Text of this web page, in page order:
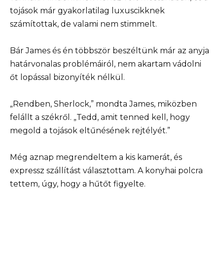
tojások már gyakorlatilag luxuscikknek
számítottak, de valami nem stimmelt.
Bár James és én többször beszéltünk már az anyja
határvonalas problémáiról, nem akartam vádolni
őt lopással bizonyíték nélkül.
„Rendben, Sherlock,” mondta James, miközben
felállt a székről. „Tedd, amit tenned kell, hogy
megold a tojások eltűnésének rejtélyét.”
Még aznap megrendeltem a kis kamerát, és
expressz szállítást választottam. A konyhai polcra
tettem, úgy, hogy a hűtőt figyelte.